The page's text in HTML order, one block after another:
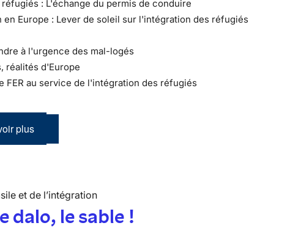
: L'échange du permis de conduire
en Europe : Lever de soleil sur l'intégration des réfugiés
à l'urgence des mal-logés
réalités d'Europe
FER au service de l'intégration des réfugiés
plus
et de l’intégration
dalo, le sable !